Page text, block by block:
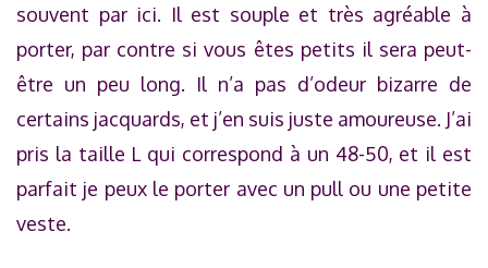
souvent par ici. Il est souple et très agréable à
porter, par contre si vous êtes petits il sera peut-
être un peu long. Il n’a pas d’odeur bizarre de
certains jacquards, et j’en suis juste amoureuse. J’ai
pris la taille L qui correspond à un 48-50, et il est
parfait je peux le porter avec un pull ou une petite
veste.